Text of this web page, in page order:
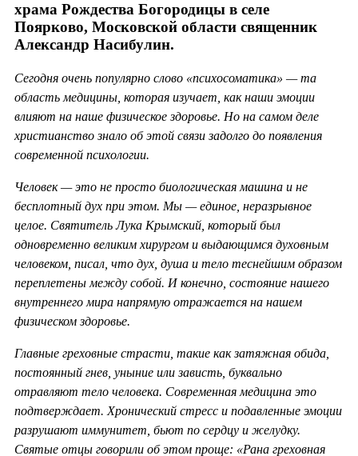
храма Рождества Богородицы в селе
Поярково, Московской области священник
Александр Насибулин.
Сегодня очень популярно слово «психосоматика» — та
область медицины, которая изучает, как наши эмоции
влияют на наше физическое здоровье. Но на самом деле
христианство знало об этой связи задолго до появления
современной психологии.
Человек — это не просто биологическая машина и не
бесплотный дух при этом. Мы — единое, неразрывное
целое. Святитель Лука Крымский, который был
одновременно великим хирургом и выдающимся духовным
человеком, писал, что дух, душа и тело теснейшим образом
переплетены между собой. И конечно, состояние нашего
внутреннего мира напрямую отражается на нашем
физическом здоровье.
Главные греховные страсти, такие как затяжная обида,
постоянный гнев, уныние или зависть, буквально
отравляют тело человека. Современная медицина это
подтверждает. Хронический стресс и подавленные эмоции
разрушают иммунитет, бьют по сердцу и желудку.
Святые отцы говорили об этом проще: «Рана греховная